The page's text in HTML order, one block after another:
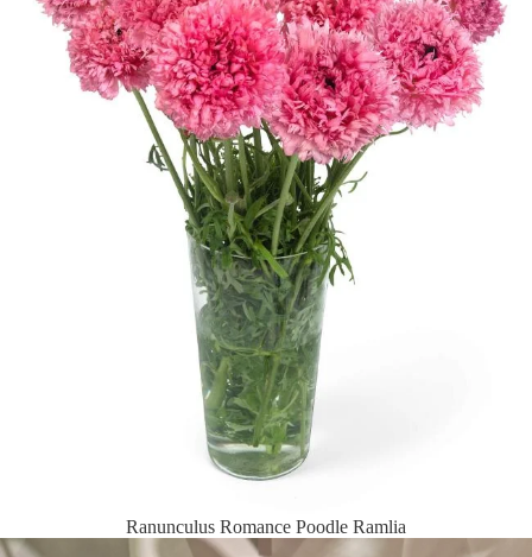
Ranunculus Romance Poodle Ramlia